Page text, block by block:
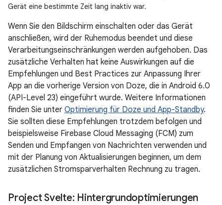
Gerät eine bestimmte Zeit lang inaktiv war.
Wenn Sie den Bildschirm einschalten oder das Gerät
anschließen, wird der Ruhemodus beendet und diese
Verarbeitungseinschränkungen werden aufgehoben. Das
zusätzliche Verhalten hat keine Auswirkungen auf die
Empfehlungen und Best Practices zur Anpassung Ihrer
App an die vorherige Version von Doze, die in Android 6.0
(API-Level 23) eingeführt wurde. Weitere Informationen
finden Sie unter Optimierung für Doze und App-Standby.
Sie sollten diese Empfehlungen trotzdem befolgen und
beispielsweise Firebase Cloud Messaging (FCM) zum
Senden und Empfangen von Nachrichten verwenden und
mit der Planung von Aktualisierungen beginnen, um dem
zusätzlichen Stromsparverhalten Rechnung zu tragen.
Project Svelte: Hintergrundoptimierungen